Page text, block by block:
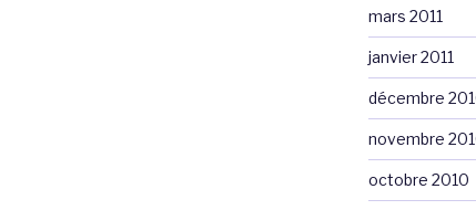
mars 2011
janvier 2011
décembre
novembre
octobre 2010